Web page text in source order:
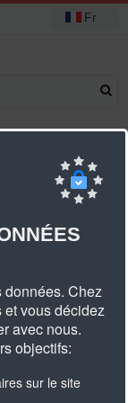
Fr
largeur 9mm
données. Chez
vous décidez
avec nous.
objectifs:
sur le site